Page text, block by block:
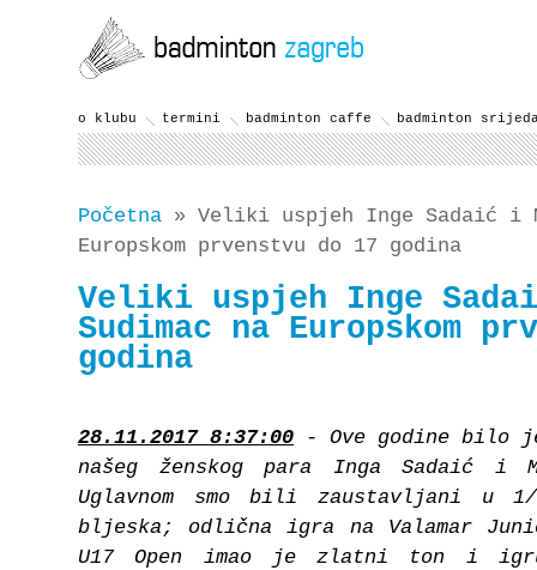
o klubu termini badminton caffe badminton
Početna » Veliki uspjeh Inge Sadaić i
Europskom prvenstvu do 17 godina
Veliki uspjeh Inge
Sudimac na Europskom
godina
28.11.2017 8:37:00 - Ove godine bilo
našeg ženskog para Inga Sadaić i
Uglavnom smo bili zaustavljani
bljeska; odlična igra na Valamar
U17 Open imao je zlatni ton i